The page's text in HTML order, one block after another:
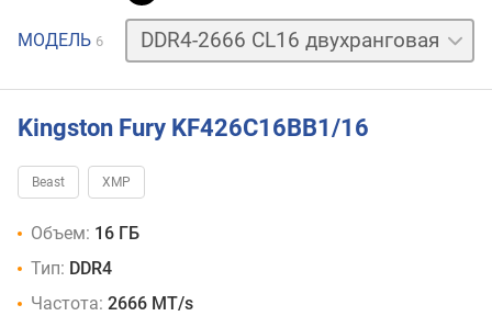
МОДЕЛЬ 6
DDR4-
2666
DDR4-
3200
CL16
3200
WP
Kingston Fury KF426C16BB1/16
Beast XMP
Объем: 16 ГБ
Тип: DDR4
Частота: 2666 MT/s